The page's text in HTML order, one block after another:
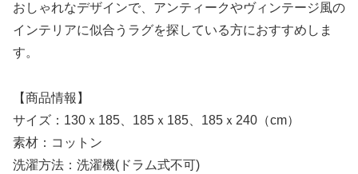
おしゃれなデザインで、アンティークやヴィンテージ風の
インテリアに似合うラグを探している方におすすめしま
す。
【商品情報】
サイズ：130ｘ185、185ｘ185、185ｘ240（cm）
素材：コットン
洗濯方法：洗濯機(ドラム式不可)